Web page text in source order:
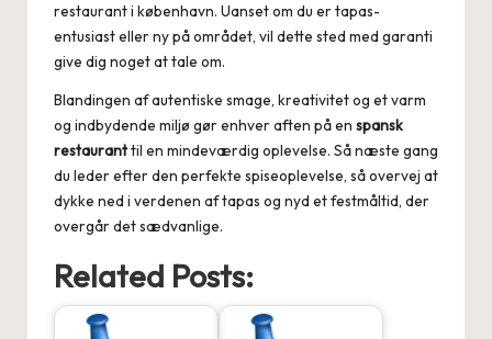
restaurant i københavn. Uanset om du er tapas-
entusiast eller ny på området, vil dette sted med garanti
give dig noget at tale om.
Blandingen af autentiske smage, kreativitet og et varm
og indbydende miljø gør enhver aften på en spansk
restauranttil en mindeværdig oplevelse. Så næste gang
du leder efter den perfekte spiseoplevelse, så overvej at
dykke ned i verdenen af tapas og nyd et festmåltid, der
overgår det sædvanlige.
Related Posts: